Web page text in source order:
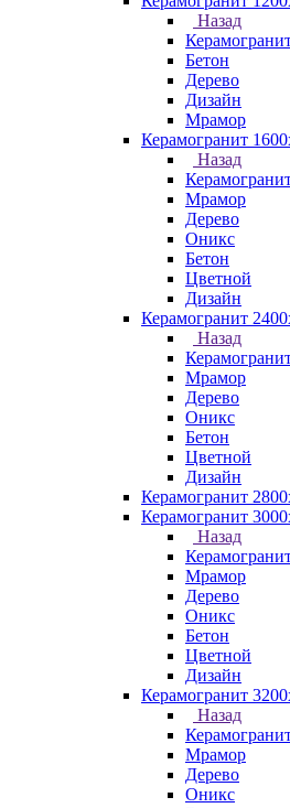
Назад
Бетон
Дерево
Дизайн
Мрамор
Керамогранит
Назад
Мрамор
Дерево
Оникс
Бетон
Цветной
Дизайн
Керамогранит
Назад
Мрамор
Дерево
Оникс
Бетон
Цветной
Дизайн
Керамогранит
Керамогранит
Назад
Мрамор
Дерево
Оникс
Бетон
Цветной
Дизайн
Керамогранит
Назад
Мрамор
Дерево
Оникс